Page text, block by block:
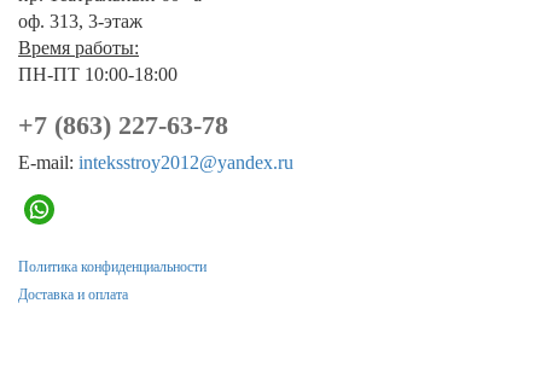
оф. 313, 3-этаж
Время работы:
ПН-ПТ 10:00-18:00
+7 (863) 227-63-78
E-mail: inteksstroy2012@yandex.ru
Политика конфиденциальности
Доставка и оплата